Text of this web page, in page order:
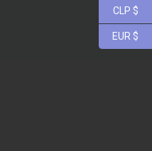
CLP $
EUR $